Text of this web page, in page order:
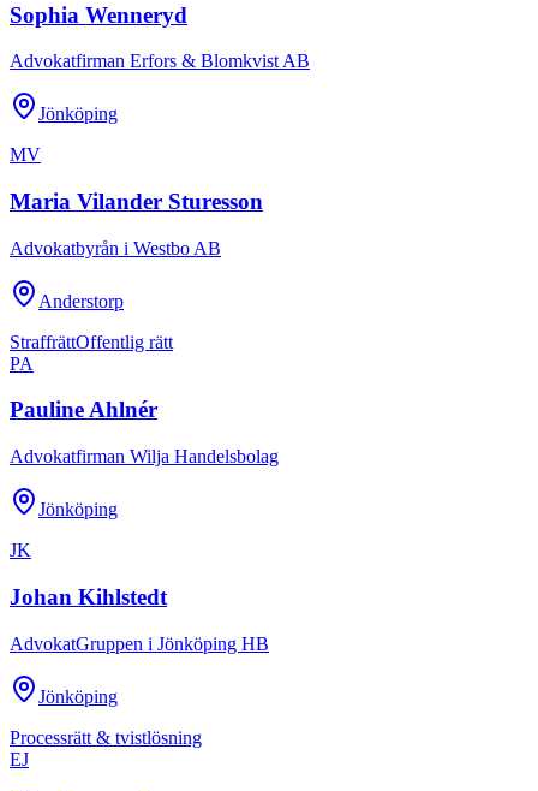
Sophia Wenneryd
Advokatfirman Erfors & Blomkvist AB
Jönköping
MV
Maria Vilander Sturesson
Advokatbyrån i Westbo AB
Anderstorp
StraffrättOffentlig rätt
PA
Pauline Ahlnér
Advokatfirman Wilja Handelsbolag
Jönköping
JK
Johan Kihlstedt
AdvokatGruppen i Jönköping HB
Jönköping
Processrätt & tvistlösning
EJ